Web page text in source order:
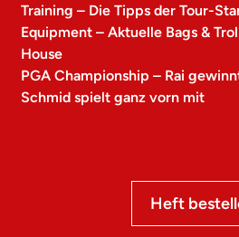
Training – Die Tipps der Tour-
Equipment – Aktuelle Bags &
House
PGA Championship – Rai
Schmid spielt ganz vorn mit
Heft